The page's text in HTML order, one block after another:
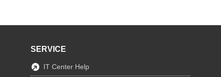
SERVICE
IT Center Help